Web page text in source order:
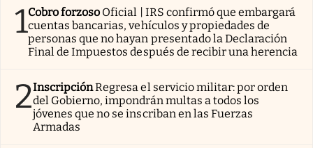
1Cobro forzoso Oficial | IRS confirmó que embargará
cuentas bancarias, vehículos y propiedades de
personas que no hayan presentado la Declaración
Final de Impuestos después de recibir una herencia
2InscripciónRegresa el servicio militar: por orden
del Gobierno, impondrán multas a todos los
jóvenes que no se inscriban en las Fuerzas
Armadas